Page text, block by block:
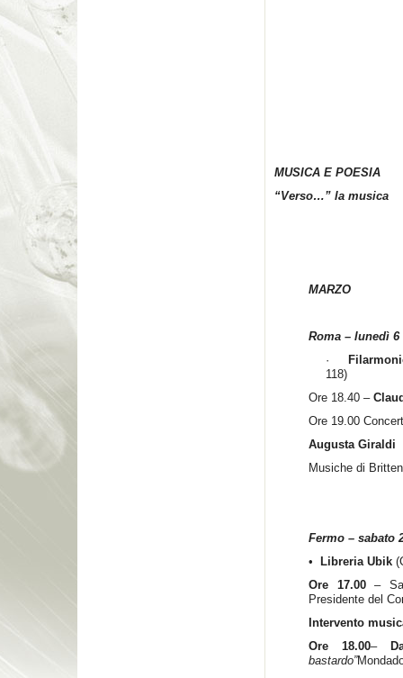
MUSICA E POESIA
“Verso…” la musica
MARZO
Roma – lunedì 6
·
118)
Ore 18.40 –
Ore 19.00
Augusta Giraldi
Musiche di
Fermo – sabato
•
Libreria Ubik
Ore 17.00–
Presidente del
Intervento
Ore 18.00–
bastardo”